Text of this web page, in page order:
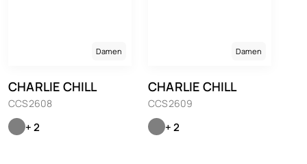
Damen
CHARLIE CHILL
CCS2608
+ 2
Damen
CHARLIE CHILL
CCS2609
+ 2